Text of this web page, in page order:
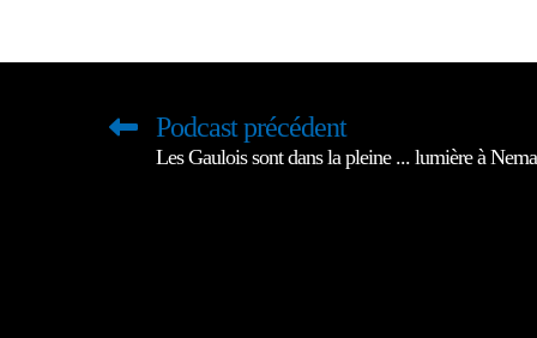
Podcast précédent
Les Gaulois sont dans la pleine ... lumière à